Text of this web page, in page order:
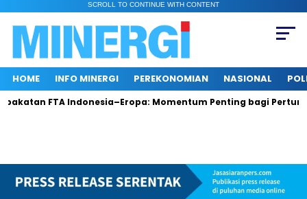
SCROLL TO CONTINUE WITH CONTENT
HOME INFO MINERGI PEREKONOMIAN NASIONAL
FTA Indonesia–Eropa: Momentum Penting bagi Pertumbuhan